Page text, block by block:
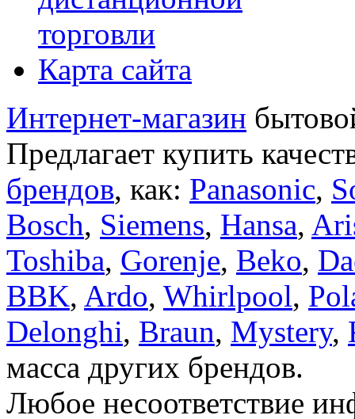
торговли
Карта сайта
Интернет-магазин
Предлагает купить
брендов, как: Panasonic,
Bosch, Siemens, Hansa,
Toshiba, Gorenje, Beko,
BBK, Ardo, Whirlpool,
Delonghi, Braun, Mystery,
масса других брендов.
Любое несоответствие